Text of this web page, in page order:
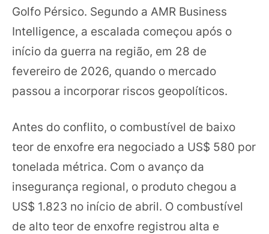
Golfo Pérsico. Segundo a AMR Business
Intelligence, a escalada começou após o
início da guerra na região, em 28 de
fevereiro de 2026, quando o mercado
passou a incorporar riscos geopolíticos.
Antes do conflito, o combustível de baixo
teor de enxofre era negociado a US$ 580 por
tonelada métrica. Com o avanço da
insegurança regional, o produto chegou a
US$ 1.823 no início de abril. O combustível
de alto teor de enxofre registrou alta e